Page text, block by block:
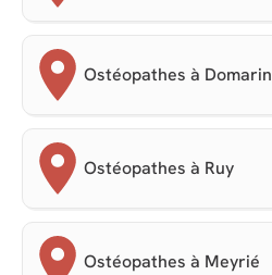
Ostéopathes à Domarin
Ostéopathes à Ruy
Ostéopathes à Meyrié